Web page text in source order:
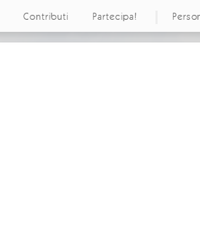
Contributi Partecipa!